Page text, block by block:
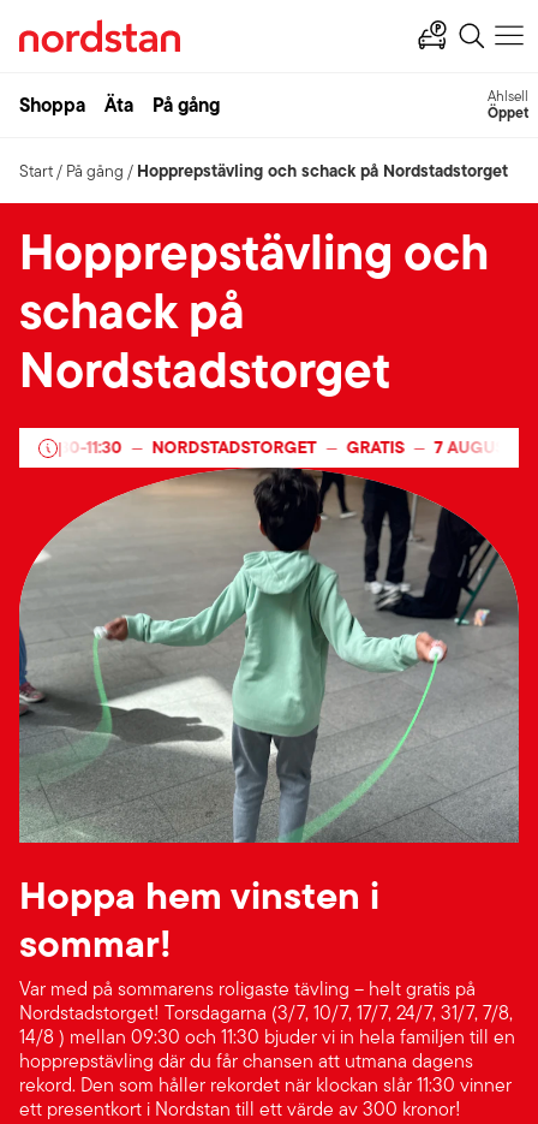
Shoppa Äta På gång Apotek Hjärtat
07:00-22:00
Start/ På gång / Hopprepstävling och schack på Nordstadstorget
Hopprepstävling och
schack på
Nordstadstorget
|
09:30 11:30 — NORDSTADSTORGET — GRATIS — 7 AUGUSTI
Hoppa hem vinsten i
sommar!
Var med på sommarens roligaste tävling – helt gratis på
Nordstadstorget! Torsdagarna (3/7, 10/7, 17/7, 24/7, 31/7, 7/8,
14/8 ) mellan 09:30 och 11:30 bjuder vi in hela familjen till en
hopprepstävling där du får chansen att utmana dagens
rekord. Den som håller rekordet när klockan slår 11:30 vinner
ett presentkort i Nordstan till ett värde av 300 kronor!